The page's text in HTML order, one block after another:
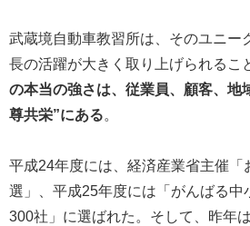
武蔵境自動車教習所は、そのユニー
長の活躍が大きく取り上げられるこ
の本当の強さは、従業員、顧客、地
尊共栄”にある。
平成24年度には、経済産業省主催「
選」、平成25年度には「がんばる中
300社」に選ばれた。そして、昨年